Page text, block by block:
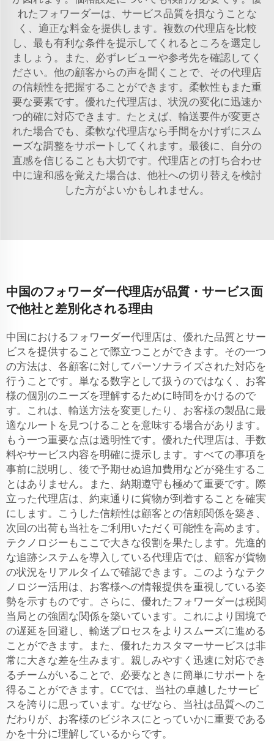
れたフォワーダーは、サービス品質を損なうことな
く、適正な料金を提供します。複数の代理店を比較
し、最も有利な条件を提示してくれるところを選定し
ましょう。また、必ずレビューや参考先を確認してく
ださい。他の顧客からの声を聞くことで、その代理店
の信頼性を把握することができます。柔軟性もまた重
要な要素です。優れた代理店は、状況の変化に迅速か
つ的確に対応できます。たとえば、輸送要件が変更さ
れた場合でも、柔軟な代理店なら手間をかけずにスム
ーズな調整をサポートしてくれます。最後に、自分の
直感を信じることも大切です。代理店との打ち合わせ
中に違和感を覚えた場合は、他社への切り替えを検討
した方がよいかもしれません。
中国のフォワーダー代理店が品質・サービス面
で他社と差別化される理由
中国におけるフォワーダー代理店は、優れた品質とサー
ビスを提供することで際立つことができます。その一つ
の方法は、各顧客に対してパーソナライズされた対応を
行うことです。単なる数字として扱うのではなく、お客
様の個別のニーズを理解するために時間をかけるので
す。これは、輸送方法を変更したり、お客様の製品に最
適なルートを見つけることを意味する場合があります。
もう一つ重要な点は透明性です。優れた代理店は、手数
料やサービス内容を明確に提示します。すべての事項を
事前に説明し、後で予期せぬ追加費用などが発生するこ
とはありません。また、納期遵守も極めて重要です。際
立った代理店は、約束通りに貨物が到着することを確実
にします。こうした信頼性は顧客との信頼関係を築き、
次回の出荷も当社をご利用いただく可能性を高めます。
テクノロジーもここで大きな役割を果たします。先進的
な追跡システムを導入している代理店では、顧客が貨物
の状況をリアルタイムで確認できます。このようなテク
ノロジー活用は、お客様への情報提供を重視している姿
勢を示すものです。さらに、優れたフォワーダーは税関
当局との強固な関係を築いています。これにより国境で
の遅延を回避し、輸送プロセスをよりスムーズに進める
ことができます。また、優れたカスタマーサービスは非
常に大きな差を生みます。親しみやすく迅速に対応でき
るチームがいることで、必要なときに簡単にサポートを
得ることができます。CCでは、当社の卓越したサービ
スを誇りに思っています。なぜなら、当社は品質へのこ
だわりが、お客様のビジネスにとっていかに重要である
かを十分に理解しているからです。